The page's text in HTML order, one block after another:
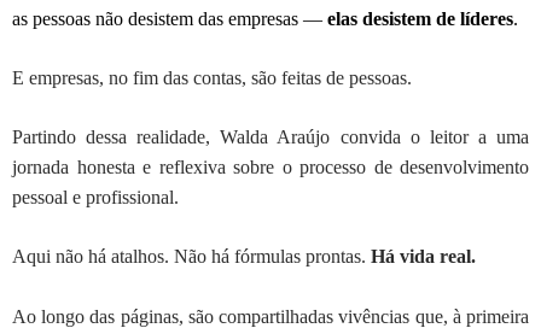
as pessoas não desistem das empresas — elas desistem de líderes.
E empresas, no fim das contas, são feitas de pessoas.
Partindo dessa realidade, Walda Araújo convida o leitor a uma
jornada honesta e reflexiva sobre o processo de desenvolvimento
pessoal e profissional.
Aqui não há atalhos. Não há fórmulas prontas. Há vida real.
Ao longo das páginas, são compartilhadas vivências que, à primeira